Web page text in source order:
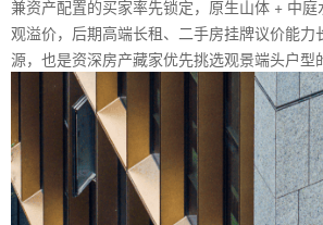
兼资产配置的买家率先锁定，原生山体 + 中
观溢价，后期高端长租、二手房挂牌议价能力
源，也是资深房产藏家优先挑选观景端头户型